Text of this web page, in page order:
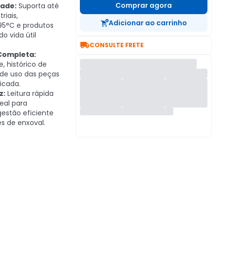
Suporta até
e produtos
vida útil
histórico de
uso das peças
Leitura rápida
para
eficiente
de enxoval.
Comprar agora
Adicionar ao carrinho
CONSULTE FRETE